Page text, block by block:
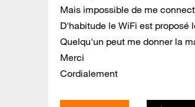
Mais impossible de me
D'habitude le WiFi est proposé
Quelqu'un peut me donner la
Merci
Cordialement